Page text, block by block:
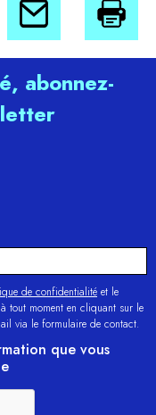
abonnez-
de confidentialité et le
tout moment en cliquant sur le
via le formulaire de contact.
que vous